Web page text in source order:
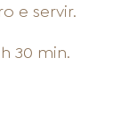
e servir.
30 min.